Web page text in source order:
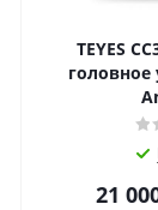
TEYES
головное
21